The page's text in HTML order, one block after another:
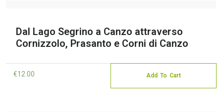
Dal Lago Segrino a Canzo attraverso
Cornizzolo, Prasanto e Corni di Canzo
€12.00 Add To Cart